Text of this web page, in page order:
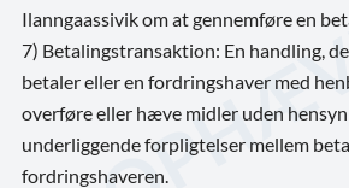
Ilanngaassivik om at gennemføre en
7) Betalingstransaktion: En handling,
betaler eller en fordringshaver med
overføre eller hæve midler uden
underliggende forpligtelser mellem
fordringshaveren.